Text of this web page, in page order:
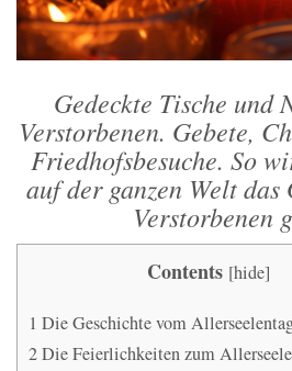
Gedeckte Tische und
Verstorbenen. Gebete,
Friedhofsbesuche. So
auf der ganzen Welt das
Verstorbenen
Contents [hide]
1 Die Geschichte vom
2Die Feierlichkeiten zum